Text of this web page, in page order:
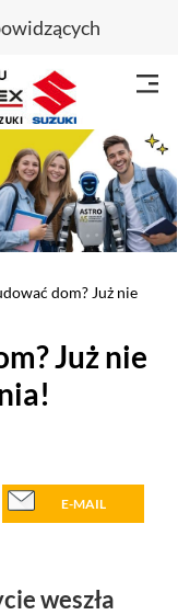
dom? Już nie
Już nie
E-MAIL
weszła